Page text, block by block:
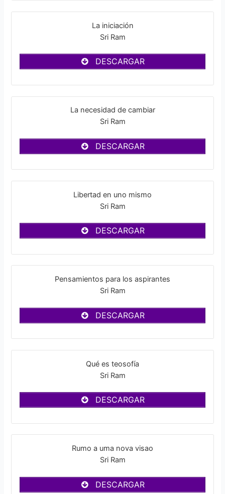
La iniciación
Sri Ram
DESCARGAR
La necesidad de cambiar
Sri Ram
DESCARGAR
Libertad en uno mismo
Sri Ram
DESCARGAR
Pensamientos para los aspirantes
Sri Ram
DESCARGAR
Qué es teosofía
Sri Ram
DESCARGAR
Rumo a uma nova visao
Sri Ram
DESCARGAR